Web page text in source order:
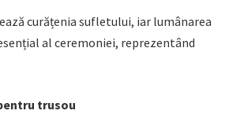
curățenia sufletului, iar lumânarea
al ceremoniei, reprezentând
trusou